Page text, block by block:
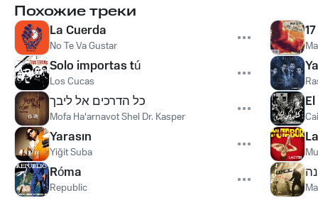
Похожие треки
La Cuerda
No Te Va Gustar
Solo importas tú
Los Cucas
כל הדרכים אל ליבך
Mofa Ha'arnavot Shel Dr. Kasper
Yarasın
Yiğit Suba
Róma
Republic